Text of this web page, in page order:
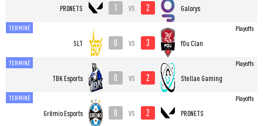
PR0NETS 1 vs 2 Galorys
TERMINÉ
SLT 0 vs 3 fOu Clan
Playoffs
TERMINÉ
TBK Esports 0 vs 2 Stellae Gaming
Playoffs
TERMINÉ
Grêmio Esports 0 vs 2 PR0NETS
Playoffs